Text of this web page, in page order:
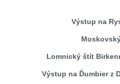
Výstup na
Lomnický štít
Výstup na Ďumbier z